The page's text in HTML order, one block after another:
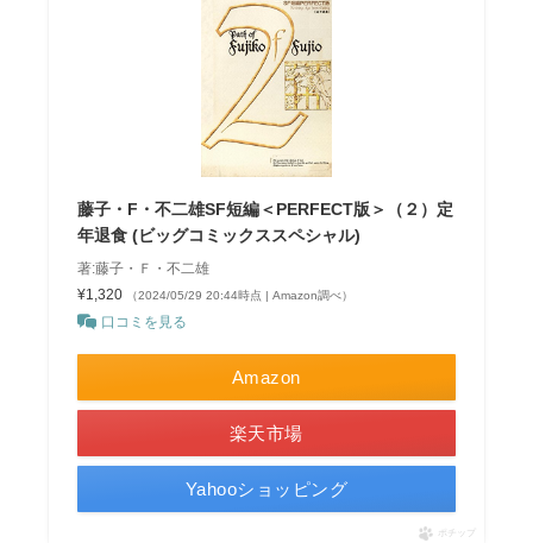
藤子・F・不二雄SF短編＜PERFECT版＞（２）定
年退食 (ビッグコミックススペシャル)
著:藤子・Ｆ・不二雄
¥1,320
（2024/05/29 20:44時点 | Amazon調べ）
口コミを見る
Amazon
楽天市場
Yahooショッピング
ポチップ